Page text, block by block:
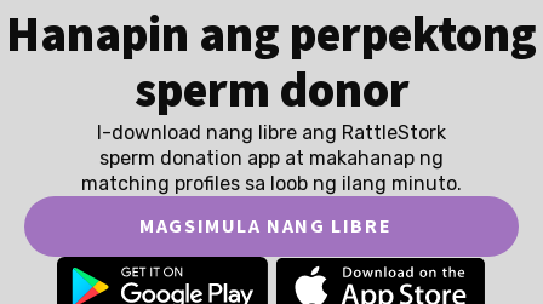
Hanapin ang perpektong
sperm donor
I-download nang libre ang RattleStork
sperm donation app at makahanap ng
matching profiles sa loob ng ilang minuto.
MAGSIMULA NANG LIBRE